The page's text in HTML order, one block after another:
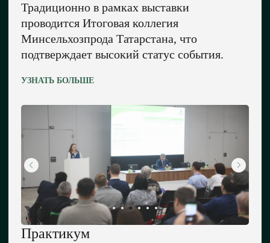
Традиционно в рамках выставки
проводится Итоговая коллегия
Минсельхозпрода Татарстана, что
подтверждает высокий статус события.
УЗНАТЬ БОЛЬШЕ
Практикум
В ТЕЧЕНИЕ 3 ДНЕЙ
ВЫСТАВКИ ВАС ЖДЁТ
35 000+
м² экспозиции